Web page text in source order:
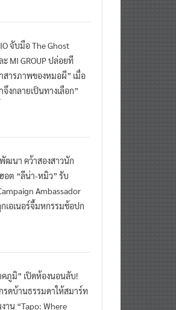
จับมือ The Ghost
ะ MI GROUP ปล่อยที
สารภาพของหมอผี” เมื่อ
งกลายเป็นทางเลือก”
ฒนา คว้าสองสาวนัก
อต “ลีน่า-หมิว” รับ
Ambassador
เอเนอร์จี้มหกรรมช้อปก
คภูมิ” เปิดห้องนอนลับ!
รดบ้านธรรมดาให้สมาร์ท
าน “Tapo: Where